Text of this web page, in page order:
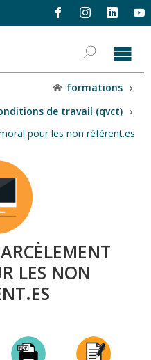
formations ›
de travail (qvct) ›
pour les non référent.es
LES NON